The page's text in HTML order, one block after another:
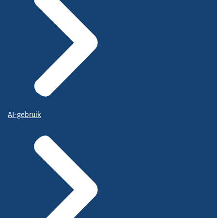
AI-gebruik